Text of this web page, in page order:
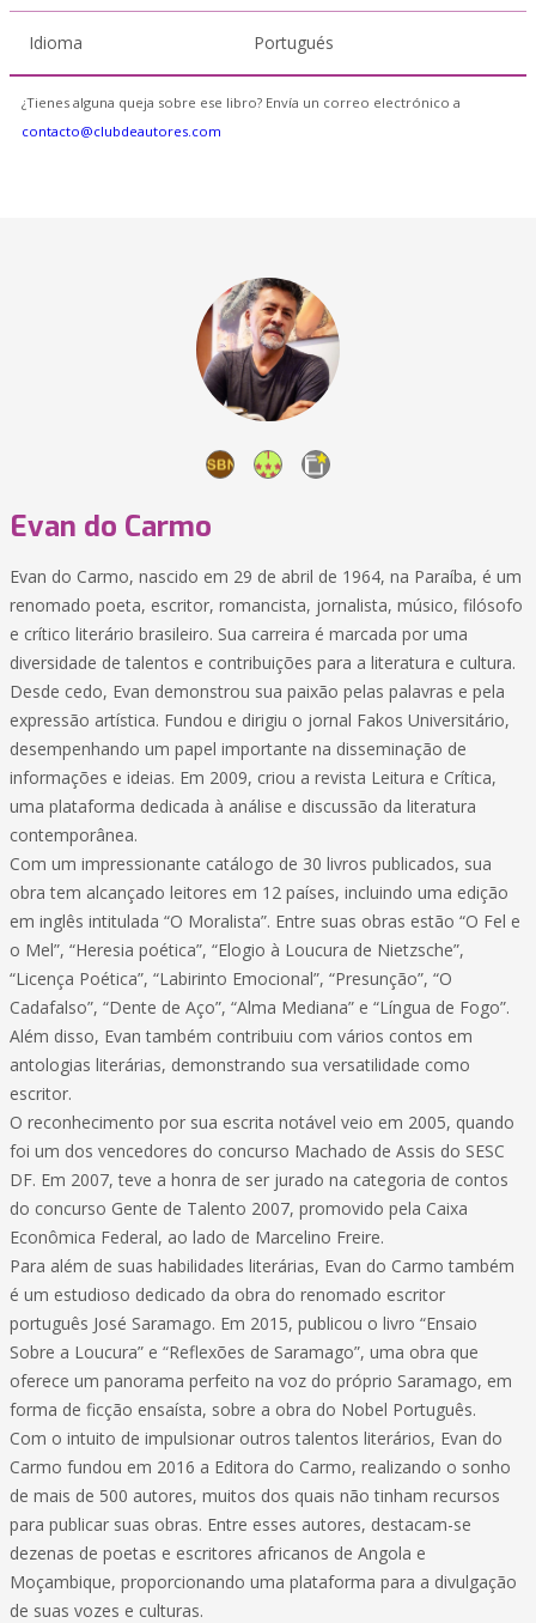
Idioma Portugués
¿Tienes alguna queja sobre ese libro? Envía un correo electrónico a
contacto@clubdeautores.com
Evan do Carmo
Evan do Carmo, nascido em 29 de abril de 1964, na Paraíba, é um
renomado poeta, escritor, romancista, jornalista, músico, filósofo
e crítico literário brasileiro. Sua carreira é marcada por uma
diversidade de talentos e contribuições para a literatura e cultura.
Desde cedo, Evan demonstrou sua paixão pelas palavras e pela
expressão artística. Fundou e dirigiu o jornal Fakos Universitário,
desempenhando um papel importante na disseminação de
informações e ideias. Em 2009, criou a revista Leitura e Crítica,
uma plataforma dedicada à análise e discussão da literatura
contemporânea.
Com um impressionante catálogo de 30 livros publicados, sua
obra tem alcançado leitores em 12 países, incluindo uma edição
em inglês intitulada “O Moralista”. Entre suas obras estão “O Fel e
o Mel”, “Heresia poética”, “Elogio à Loucura de Nietzsche”,
“Licença Poética”, “Labirinto Emocional”, “Presunção”, “O
Cadafalso”, “Dente de Aço”, “Alma Mediana” e “Língua de Fogo”.
Além disso, Evan também contribuiu com vários contos em
antologias literárias, demonstrando sua versatilidade como
escritor.
O reconhecimento por sua escrita notável veio em 2005, quando
foi um dos vencedores do concurso Machado de Assis do SESC
DF. Em 2007, teve a honra de ser jurado na categoria de contos
do concurso Gente de Talento 2007, promovido pela Caixa
Econômica Federal, ao lado de Marcelino Freire.
Para além de suas habilidades literárias, Evan do Carmo também
é um estudioso dedicado da obra do renomado escritor
português José Saramago. Em 2015, publicou o livro “Ensaio
Sobre a Loucura” e “Reflexões de Saramago”, uma obra que
oferece um panorama perfeito na voz do próprio Saramago, em
forma de ficção ensaísta, sobre a obra do Nobel Português.
Com o intuito de impulsionar outros talentos literários, Evan do
Carmo fundou em 2016 a Editora do Carmo, realizando o sonho
de mais de 500 autores, muitos dos quais não tinham recursos
para publicar suas obras. Entre esses autores, destacam-se
dezenas de poetas e escritores africanos de Angola e
Moçambique, proporcionando uma plataforma para a divulgação
de suas vozes e culturas.